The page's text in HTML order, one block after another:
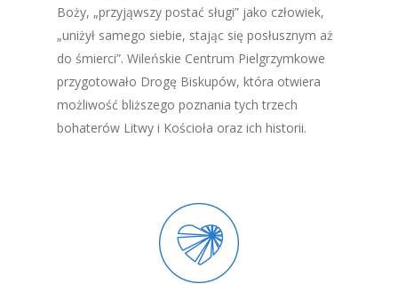
Boży, „przyjąwszy postać sługi” jako człowiek,
„uniżył samego siebie, stając się posłusznym aż
do śmierci”. Wileńskie Centrum Pielgrzymkowe
przygotowało Drogę Biskupów, która otwiera
możliwość bliższego poznania tych trzech
bohaterów Litwy i Kościoła oraz ich historii.